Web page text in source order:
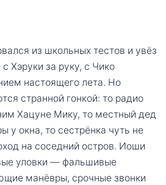
из школьных тестов и увёз
Хэруки за руку, с Чико
настоящего лета. Но
странной гонкой: то радио
Хацуне Мику, то местный дед
у окна, то сестрёнка чуть не
на соседний остров. Иоши
уловки — фальшивые
манёвры, срочные звонки